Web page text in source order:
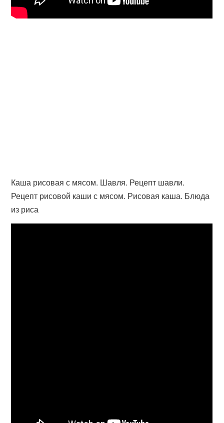
Каша рисовая с мясом. Шавля. Рецепт шавли.
Рецепт рисовой каши с мясом. Рисовая каша. Блюда
из риса